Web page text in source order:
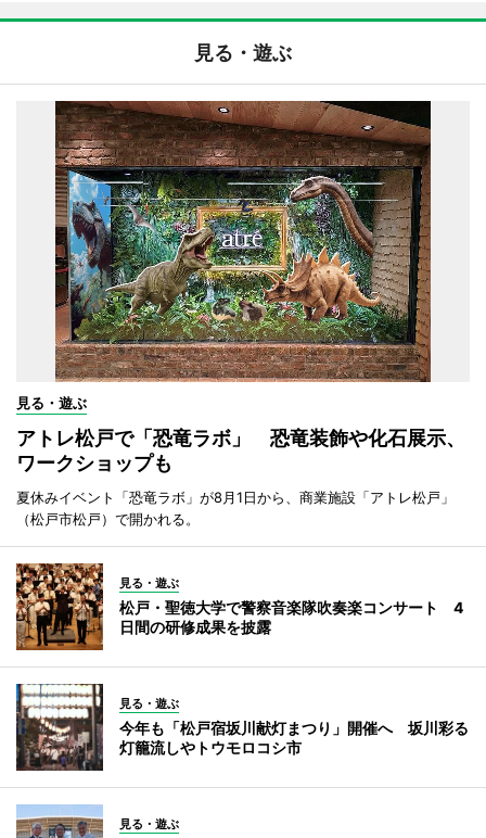
見る・遊ぶ
見る・遊ぶ
アトレ松戸で「恐竜ラボ」 恐竜装飾や化石展示、
ワークショップも
夏休みイベント「恐竜ラボ」が8月1日から、商業施設「アトレ松戸」
（松戸市松戸）で開かれる。
見る・遊ぶ
松戸・聖徳大学で警察音楽隊吹奏楽コンサート 4
日間の研修成果を披露
見る・遊ぶ
今年も「松戸宿坂川献灯まつり」開催へ 坂川彩る
灯籠流しやトウモロコシ市
見る・遊ぶ